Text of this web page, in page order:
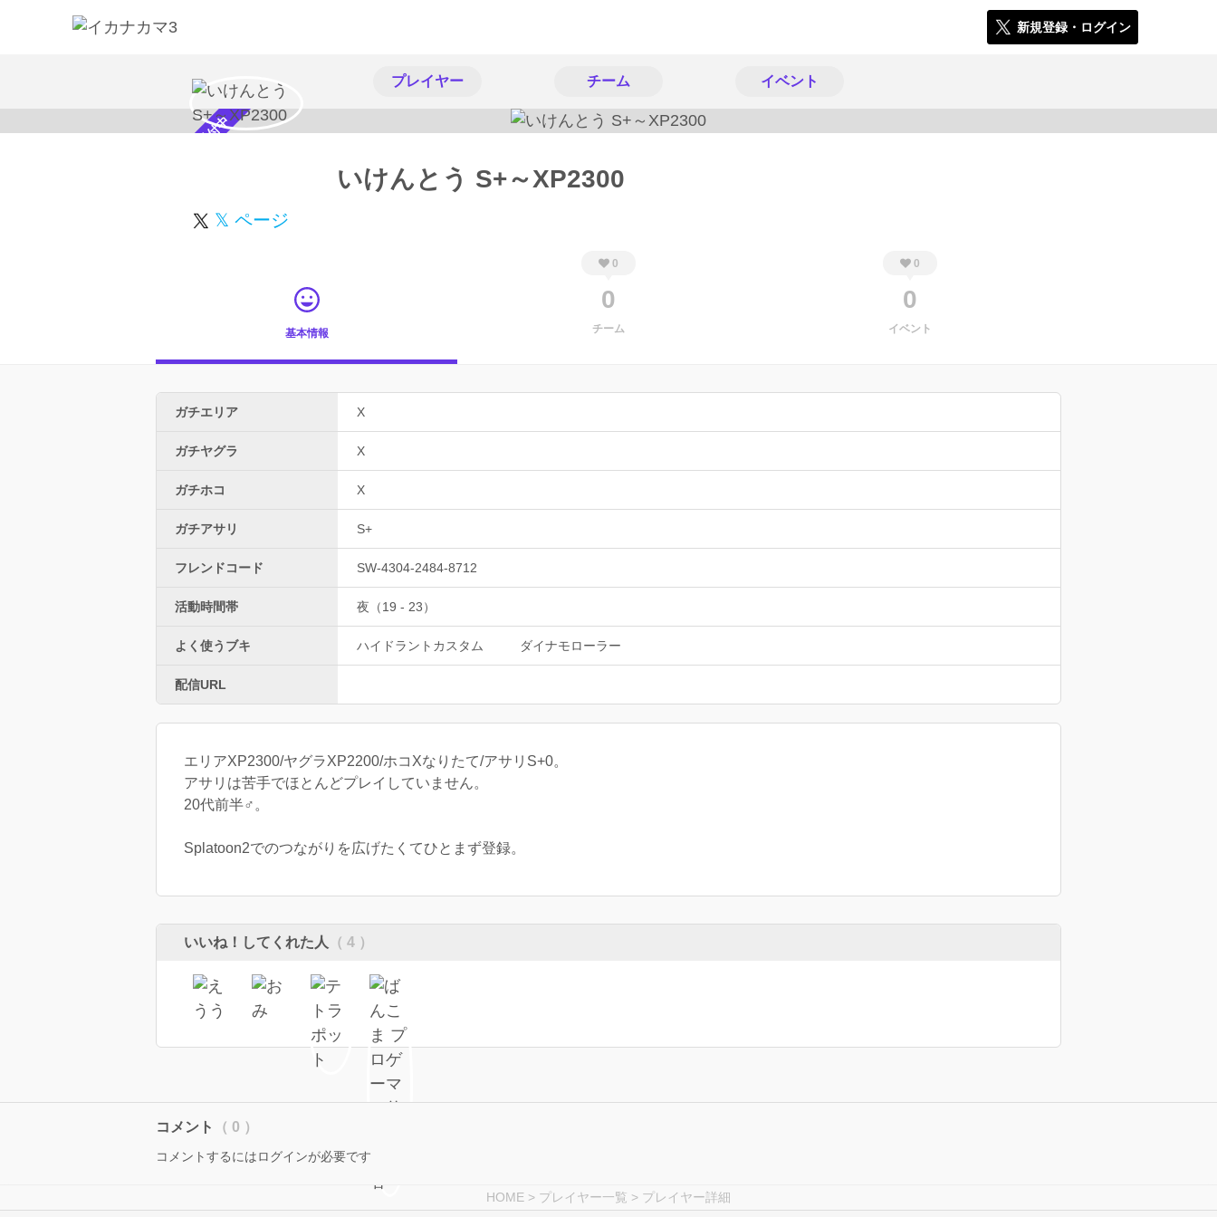
新規登録・ログイン
プレイヤー チーム イベント
スカウト受付中 いけんとう S+～XP2300
𝕏 ページ
基本情報
0
0
チーム
0
0
イベント
ガチエリア X
ガチヤグラ X
ガチホコ X
ガチアサリ S+
フレンドコード SW-4304-2484-8712
活動時間帯 夜（19 - 23）
よく使うブキ ハイドラントカスタム ダイナモローラー
配信URL
エリアXP2300/ヤグラXP2200/ホコXなりたて/アサリS+0。
アサリは苦手でほとんどプレイしていません。
20代前半♂。
Splatoon2でのつながりを広げたくてひとまず登録。
いいね！してくれた人 （ 4 ）
コメント （ 0 ）
コメントするにはログインが必要です
HOME > プレイヤー一覧 > プレイヤー詳細